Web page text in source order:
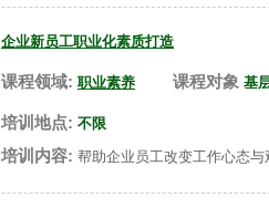
企业新员工职业化素质打造
课程领域: 职业素养 课程对象 基
培训地点: 不限
培训内容: 帮助企业员工改变工作心态